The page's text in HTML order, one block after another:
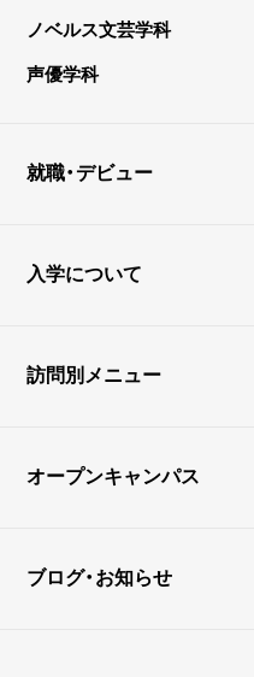
ノベルス文芸学科
声優学科
就職・デビュー
入学について
訪問別メニュー
オープンキャンパス
ブログ・お知らせ